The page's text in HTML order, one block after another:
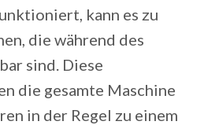
kann es zu
die während des
sind. Diese
die gesamte Maschine
in der Regel zu einem